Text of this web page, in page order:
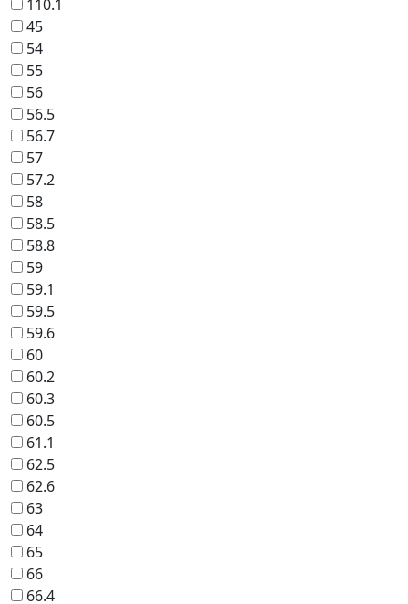
110.1
45
54
55
56
56.5
56.7
57
57.2
58
58.5
58.8
59
59.1
59.5
59.6
60
60.2
60.3
60.5
61.1
62.5
62.6
63
64
65
66
66.4